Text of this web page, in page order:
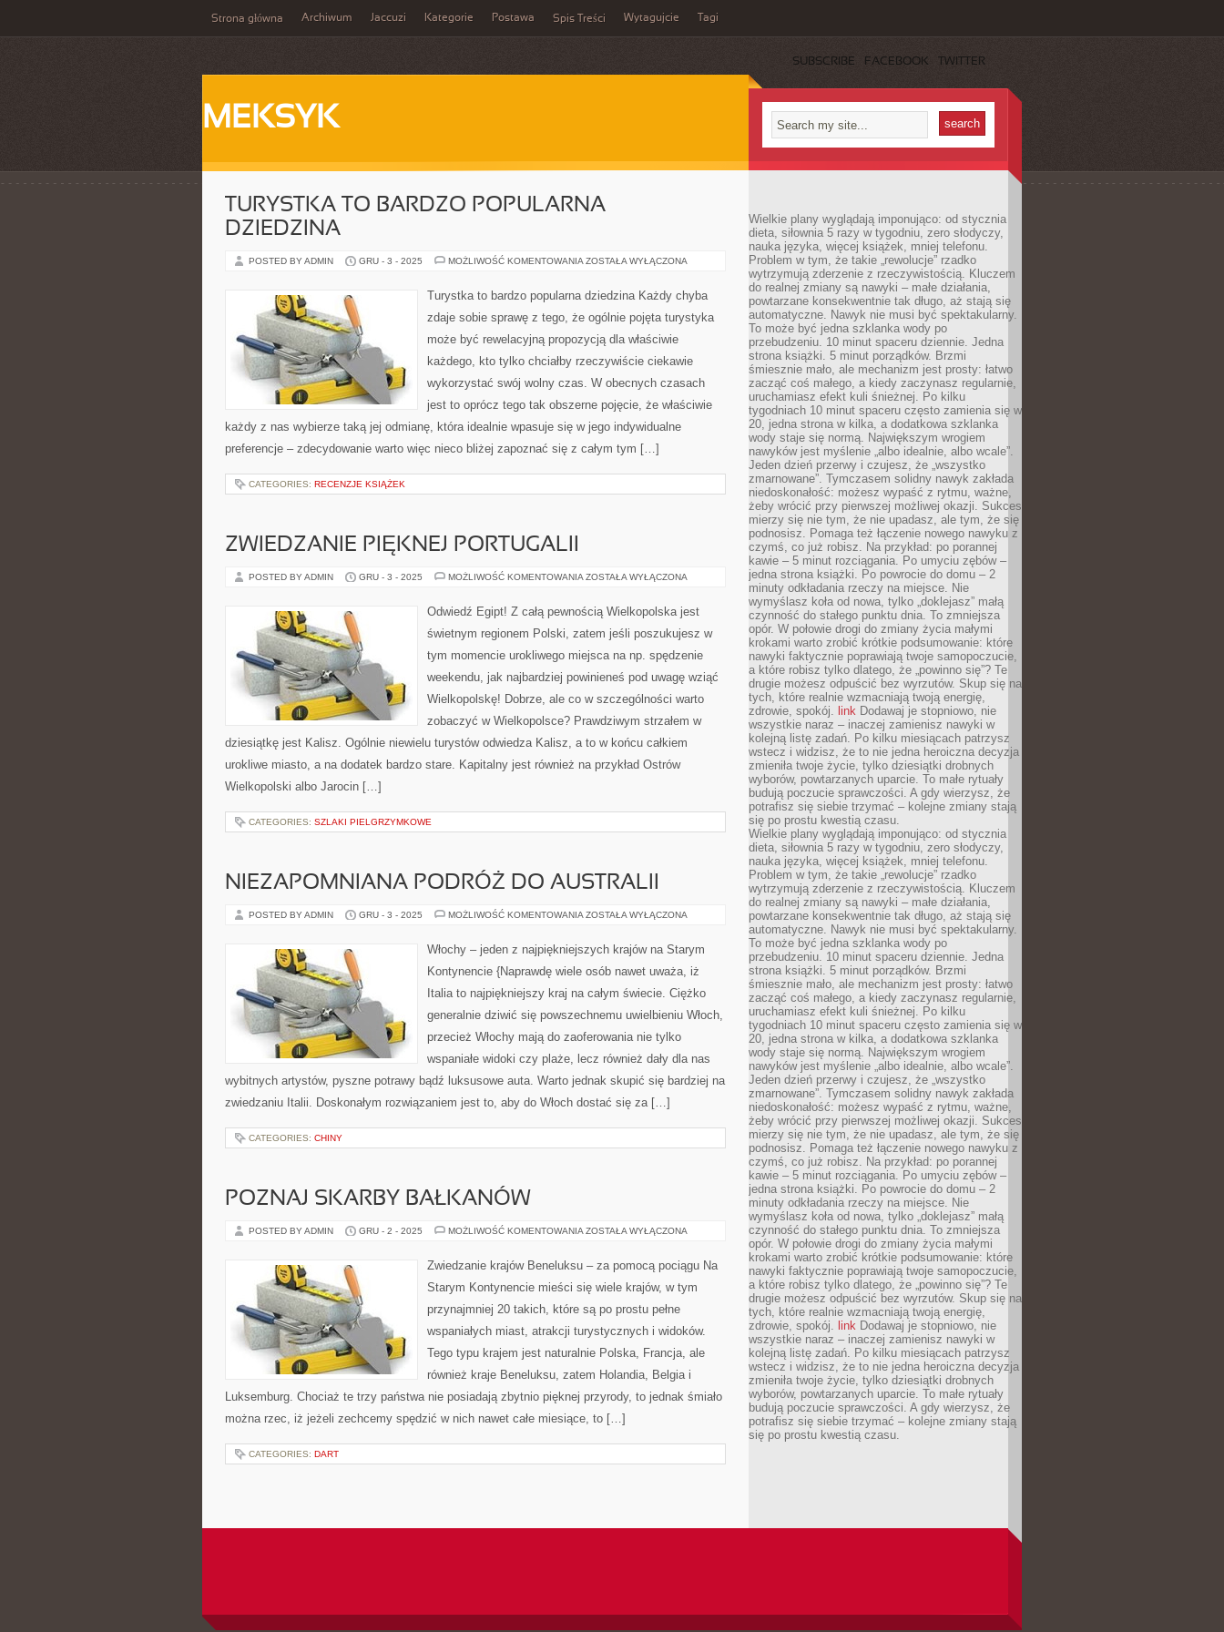
Strona główna Archiwum Jaccuzi Kategorie Postawa Spis Treści Wytagujcie Tagi
SUBSCRIBE FACEBOOK TWITTER
MEKSYK
TURYSTKA TO BARDZO POPULARNA
DZIEDZINA
POSTED BY ADMIN GRU - 3 - 2025 MOŻLIWOŚĆ KOMENTOWANIA TURYSTKA
POPULARNA
DZIEDZINA
ZOSTAŁA WYŁĄCZONA
Turystka to bardzo popularna dziedzina Każdy chyba
zdaje sobie sprawę z tego, że ogólnie pojęta turystyka
może być rewelacyjną propozycją dla właściwie
każdego, kto tylko chciałby rzeczywiście ciekawie
wykorzystać swój wolny czas. W obecnych czasach
jest to oprócz tego tak obszerne pojęcie, że właściwie
każdy z nas wybierze taką jej odmianę, która idealnie wpasuje się w jego indywidualne
preferencje – zdecydowanie warto więc nieco bliżej zapoznać się z całym tym […]
CATEGORIES: RECENZJE KSIĄŻEK
ZWIEDZANIE PIĘKNEJ PORTUGALII
POSTED BY ADMIN GRU - 3 - 2025 MOŻLIWOŚĆ KOMENTOWANIA ZWIEDZANIE
ZOSTAŁA WYŁĄCZONA
Odwiedź Egipt! Z całą pewnością Wielkopolska jest
świetnym regionem Polski, zatem jeśli poszukujesz w
tym momencie urokliwego miejsca na np. spędzenie
weekendu, jak najbardziej powinieneś pod uwagę wziąć
Wielkopolskę! Dobrze, ale co w szczególności warto
zobaczyć w Wielkopolsce? Prawdziwym strzałem w
dziesiątkę jest Kalisz. Ogólnie niewielu turystów odwiedza Kalisz, a to w końcu całkiem
urokliwe miasto, a na dodatek bardzo stare. Kapitalny jest również na przykład Ostrów
Wielkopolski albo Jarocin […]
CATEGORIES: SZLAKI PIELGRZYMKOWE
NIEZAPOMNIANA PODRÓŻ DO AUSTRALII
POSTED BY ADMIN GRU - 3 - 2025 MOŻLIWOŚĆ KOMENTOWANIA NIEZAPOMNIANA
AUSTRALII
ZOSTAŁA WYŁĄCZONA
Włochy – jeden z najpiękniejszych krajów na Starym
Kontynencie {Naprawdę wiele osób nawet uważa, iż
Italia to najpiękniejszy kraj na całym świecie. Ciężko
generalnie dziwić się powszechnemu uwielbieniu Włoch,
przecież Włochy mają do zaoferowania nie tylko
wspaniałe widoki czy plaże, lecz również dały dla nas
wybitnych artystów, pyszne potrawy bądź luksusowe auta. Warto jednak skupić się bardziej na
zwiedzaniu Italii. Doskonałym rozwiązaniem jest to, aby do Włoch dostać się za […]
CATEGORIES: CHINY
POZNAJ SKARBY BAŁKANÓW
POSTED BY ADMIN GRU - 2 - 2025 MOŻLIWOŚĆ KOMENTOWANIA POZNAJ
ZOSTAŁA WYŁĄCZONA
Zwiedzanie krajów Beneluksu – za pomocą pociągu Na
Starym Kontynencie mieści się wiele krajów, w tym
przynajmniej 20 takich, które są po prostu pełne
wspaniałych miast, atrakcji turystycznych i widoków.
Tego typu krajem jest naturalnie Polska, Francja, ale
również kraje Beneluksu, zatem Holandia, Belgia i
Luksemburg. Chociaż te trzy państwa nie posiadają zbytnio pięknej przyrody, to jednak śmiało
można rzec, iż jeżeli zechcemy spędzić w nich nawet całe miesiące, to […]
CATEGORIES: DART
Wielkie plany wyglądają imponująco: od stycznia
dieta, siłownia 5 razy w tygodniu, zero słodyczy,
nauka języka, więcej książek, mniej telefonu.
Problem w tym, że takie „rewolucje” rzadko
wytrzymują zderzenie z rzeczywistością. Kluczem
do realnej zmiany są nawyki – małe działania,
powtarzane konsekwentnie tak długo, aż stają się
automatyczne. Nawyk nie musi być spektakularny.
To może być jedna szklanka wody po
przebudzeniu. 10 minut spaceru dziennie. Jedna
strona książki. 5 minut porządków. Brzmi
śmiesznie mało, ale mechanizm jest prosty: łatwo
zacząć coś małego, a kiedy zaczynasz regularnie,
uruchamiasz efekt kuli śnieżnej. Po kilku
tygodniach 10 minut spaceru często zamienia się w
20, jedna strona w kilka, a dodatkowa szklanka
wody staje się normą. Największym wrogiem
nawyków jest myślenie „albo idealnie, albo wcale”.
Jeden dzień przerwy i czujesz, że „wszystko
zmarnowane”. Tymczasem solidny nawyk zakłada
niedoskonałość: możesz wypaść z rytmu, ważne,
żeby wrócić przy pierwszej możliwej okazji. Sukces
mierzy się nie tym, że nie upadasz, ale tym, że się
podnosisz. Pomaga też łączenie nowego nawyku z
czymś, co już robisz. Na przykład: po porannej
kawie – 5 minut rozciągania. Po umyciu zębów –
jedna strona książki. Po powrocie do domu – 2
minuty odkładania rzeczy na miejsce. Nie
wymyślasz koła od nowa, tylko „doklejasz” małą
czynność do stałego punktu dnia. To zmniejsza
opór. W połowie drogi do zmiany życia małymi
krokami warto zrobić krótkie podsumowanie: które
nawyki faktycznie poprawiają twoje samopoczucie,
a które robisz tylko dlatego, że „powinno się”? Te
drugie możesz odpuścić bez wyrzutów. Skup się na
tych, które realnie wzmacniają twoją energię,
zdrowie, spokój. link Dodawaj je stopniowo, nie
wszystkie naraz – inaczej zamienisz nawyki w
kolejną listę zadań. Po kilku miesiącach patrzysz
wstecz i widzisz, że to nie jedna heroiczna decyzja
zmieniła twoje życie, tylko dziesiątki drobnych
wyborów, powtarzanych uparcie. To małe rytuały
budują poczucie sprawczości. A gdy wierzysz, że
potrafisz się siebie trzymać – kolejne zmiany stają
się po prostu kwestią czasu.
Wielkie plany wyglądają imponująco: od stycznia
dieta, siłownia 5 razy w tygodniu, zero słodyczy,
nauka języka, więcej książek, mniej telefonu.
Problem w tym, że takie „rewolucje” rzadko
wytrzymują zderzenie z rzeczywistością. Kluczem
do realnej zmiany są nawyki – małe działania,
powtarzane konsekwentnie tak długo, aż stają się
automatyczne. Nawyk nie musi być spektakularny.
To może być jedna szklanka wody po
przebudzeniu. 10 minut spaceru dziennie. Jedna
strona książki. 5 minut porządków. Brzmi
śmiesznie mało, ale mechanizm jest prosty: łatwo
zacząć coś małego, a kiedy zaczynasz regularnie,
uruchamiasz efekt kuli śnieżnej. Po kilku
tygodniach 10 minut spaceru często zamienia się w
20, jedna strona w kilka, a dodatkowa szklanka
wody staje się normą. Największym wrogiem
nawyków jest myślenie „albo idealnie, albo wcale”.
Jeden dzień przerwy i czujesz, że „wszystko
zmarnowane”. Tymczasem solidny nawyk zakłada
niedoskonałość: możesz wypaść z rytmu, ważne,
żeby wrócić przy pierwszej możliwej okazji. Sukces
mierzy się nie tym, że nie upadasz, ale tym, że się
podnosisz. Pomaga też łączenie nowego nawyku z
czymś, co już robisz. Na przykład: po porannej
kawie – 5 minut rozciągania. Po umyciu zębów –
jedna strona książki. Po powrocie do domu – 2
minuty odkładania rzeczy na miejsce. Nie
wymyślasz koła od nowa, tylko „doklejasz” małą
czynność do stałego punktu dnia. To zmniejsza
opór. W połowie drogi do zmiany życia małymi
krokami warto zrobić krótkie podsumowanie: które
nawyki faktycznie poprawiają twoje samopoczucie,
a które robisz tylko dlatego, że „powinno się”? Te
drugie możesz odpuścić bez wyrzutów. Skup się na
tych, które realnie wzmacniają twoją energię,
zdrowie, spokój. link Dodawaj je stopniowo, nie
wszystkie naraz – inaczej zamienisz nawyki w
kolejną listę zadań. Po kilku miesiącach patrzysz
wstecz i widzisz, że to nie jedna heroiczna decyzja
zmieniła twoje życie, tylko dziesiątki drobnych
wyborów, powtarzanych uparcie. To małe rytuały
budują poczucie sprawczości. A gdy wierzysz, że
potrafisz się siebie trzymać – kolejne zmiany stają
się po prostu kwestią czasu.